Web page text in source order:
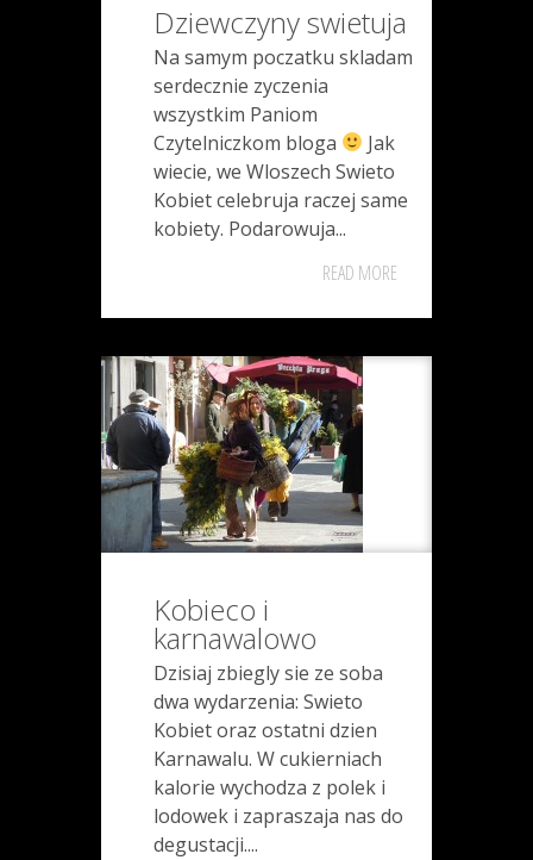
Dziewczyny swietuja
Na samym poczatku skladam
serdecznie zyczenia
wszystkim Paniom
Czytelniczkom bloga
Jak
wiecie, we Wloszech Swieto
Kobiet celebruja raczej same
kobiety. Podarowuja...
READ MORE
Kobieco i
karnawalowo
Dzisiaj zbiegly sie ze soba
dwa wydarzenia: Swieto
Kobiet oraz ostatni dzien
Karnawalu. W cukierniach
kalorie wychodza z polek i
lodowek i zapraszaja nas do
degustacji....